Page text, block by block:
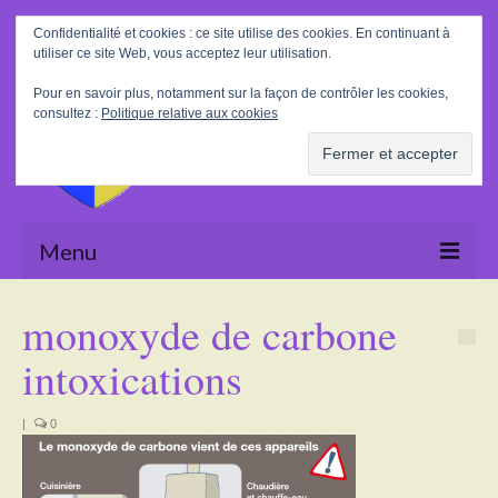
Rechercher
:
Menu
La Mairie
Tourisme
monoxyde de carbone
intoxications
| 0
Confidentialité et cookies : ce site utilise des cookies. En continuant à
utiliser ce site Web, vous acceptez leur utilisation.
Pour en savoir plus, notamment sur la façon de contrôler les cookies,
consultez : Politique relative aux cookies